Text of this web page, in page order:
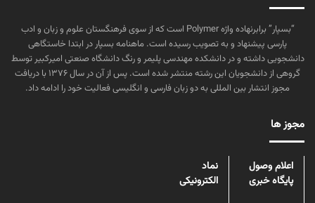
“بسپار” برابرنهاده واژه Polymer است که از سوی فرهنگستان علوم و زبان و ادب
پارسی پیشنهاد و به تصویب رسیده است. ماهنامه بسپار در ابتدا خاستگاهی
دانشجویی داشته و در دانشکده مهندسی پلیمر و رنگ دانشگاه صنعتی امیرکبیر توسط
گروهی از دانشجویان این رشته منتشر شده است. پس از آن در سال ۱۳۷۶ با دریافت
مجوز انتشار بین المللی به دو زبان فارسی و انگلیسی فعالیت خود را ادامه داد.
مجوز ها
اعلام وصول
پایگاه خبری
نماد
الکترونیکی